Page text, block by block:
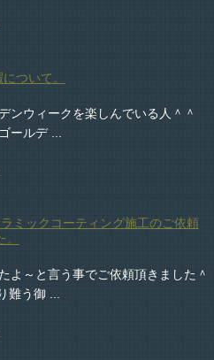
ついて。
ンウィークを楽しんでいる人＾＾
ールデ ...
ミックコーティング施工のご依頼
よ～と言う事でご依頼頂きました＾
う御 ...